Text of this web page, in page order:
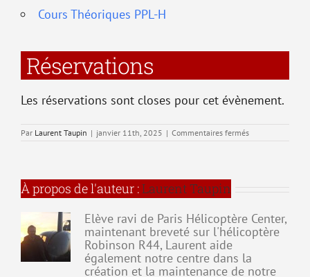
Cours Théoriques PPL-H
Réservations
Les réservations sont closes pour cet évènement.
Par Laurent Taupin | janvier 11th, 2025 | Commentaires ferméssur
À propos de l'auteur :Laurent Taupin
Elève ravi de Paris Hélicoptère Center,
maintenant breveté sur l'hélicoptère
Robinson R44, Laurent aide
également notre centre dans la
création et la maintenance de notre